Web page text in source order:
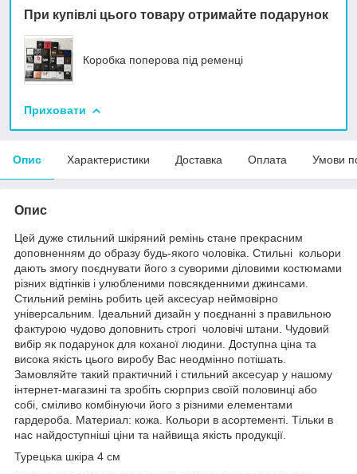
При купівлі цього товару отримайте подарунок
Коробка поперова під ременці
Приховати
Опис Характеристики Доставка Оплата Умови
Опис
Цей дуже стильний шкіряний ремінь стане прекрасним
доповненням до образу будь-якого чоловіка. Стильні кольори
дають змогу поєднувати його з суворими діловими костюмами
різних відтінків і улюбленими повсякденними джинсами.
Стильний ремінь робить цей аксесуар неймовірно
універсальним. Ідеальний дизайн у поєднанні з правильною
фактурою чудово доповнить строгі чоловічі штани. Чудовий
вибір як подарунок для коханої людини. Доступна ціна та
висока якість цього виробу Вас неодмінно потішать.
Замовляйте такий практичний і стильний аксесуар у нашому
інтернет-магазині та зробіть сюрприз своїй половинці або
собі, сміливо комбінуючи його з різними елементами
гардероба. Материал: кожа. Кольори в асортементі. Тільки в
нас найдоступніші ціни та найвища якість продукції.
Турецька шкіра 4 см